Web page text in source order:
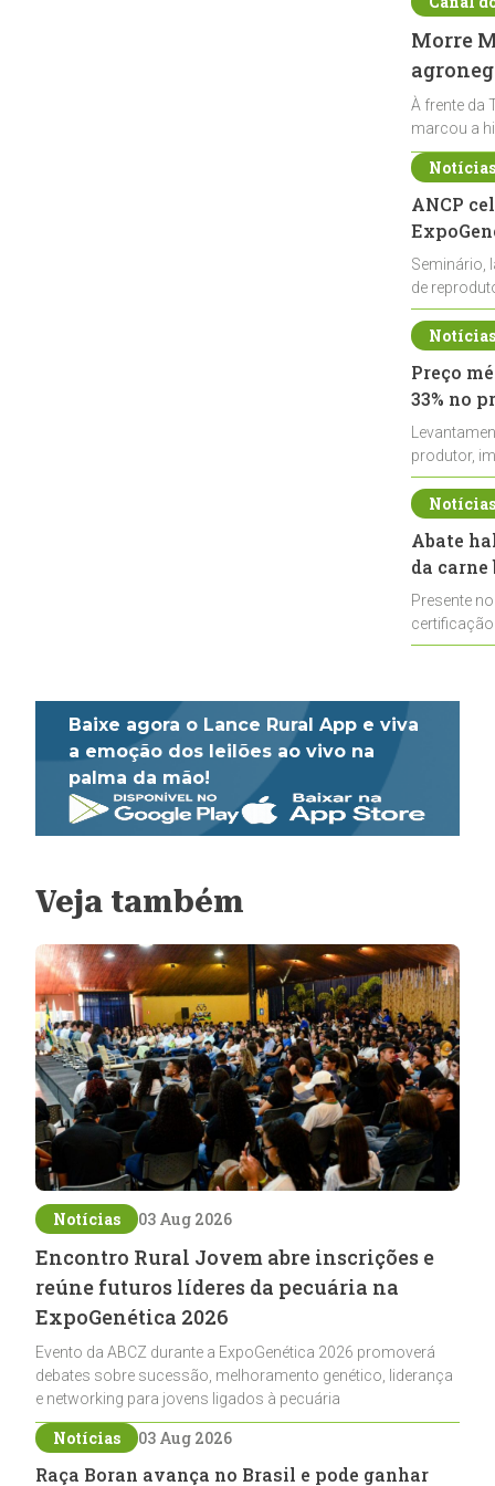
Morre
À frente da
marcou a
ANCP
Seminário,
de
durante a
Preço
33% no
produtor,
de leite cru
Abate
da
Presente
Baixe agora o Lance Rural App e viva
a emoção dos leilões ao vivo na
palma da mão!
Veja também
Notícias 03 Aug 2026
Encontro Rural Jovem abre inscrições e
reúne futuros líderes da pecuária na
ExpoGenética 2026
Evento da ABCZ durante a ExpoGenética 2026 promoverá
debates sobre sucessão, melhoramento genético, liderança
e networking para jovens ligados à pecuária
Notícias 03 Aug 2026
Raça Boran avança no Brasil e pode ganhar